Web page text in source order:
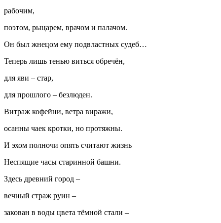
рабочим,
поэтом, рыцарем, врачом и палачом.
Он был жнецом ему подвластных судеб…
Теперь лишь тенью виться обречён,
для яви – стар,
для прошлого – безлюден.
Витраж кофейни, ветра виражи,
осанны чаек кротки, но протяжны.
И эхом полночи опять считают жизнь
Неспящие часы старинной башни.
Здесь древний город –
вечный страж руин –
закован в воды цвета тёмной стали –